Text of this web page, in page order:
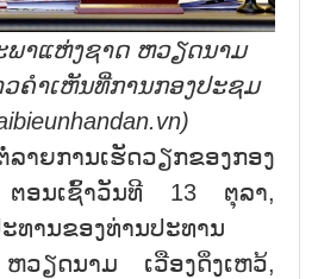
ພາແຫ່ງຊາດ ຫວຽດນາມ
ວຄຳເຫັນທີ່ການກອງປະຊມ
ານເຮັດວຽກຂອງກອງ
ອນເຊົ້າວັນທີ 13 ຕຸລາ,
ທານຂອງທ່ານປະທານ
ວຽດນາມ ເວືອງດິ່ງເຫວ້,